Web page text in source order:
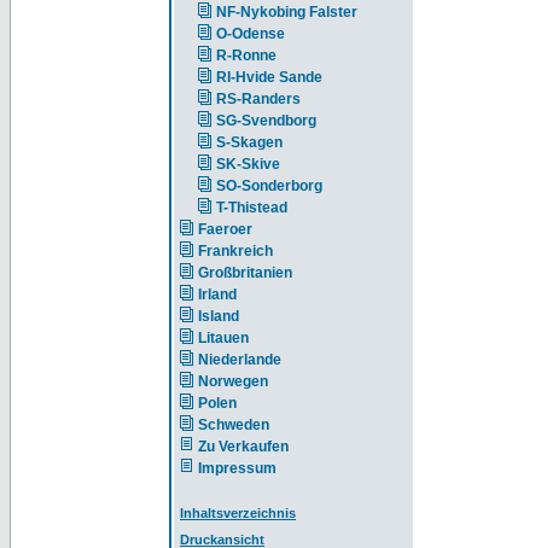
NF-Nykobing Falster
O-Odense
R-Ronne
RI-Hvide Sande
RS-Randers
SG-Svendborg
S-Skagen
SK-Skive
SO-Sonderborg
T-Thistead
Faeroer
Frankreich
Großbritanien
Irland
Island
Litauen
Niederlande
Norwegen
Polen
Schweden
Zu Verkaufen
Impressum
Inhaltsverzeichnis
Druckansicht